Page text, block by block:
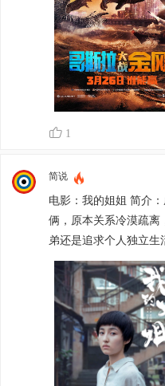
有本事的不要脸，没
脸的最后都没了脸，
了脸！
1
简说
电影：我的姐姐 简介
俩，原本关系冷漠疏离
弟还是追求个人独立生